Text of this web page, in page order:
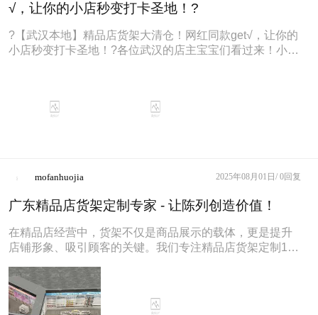
√，让你的小店秒变打卡圣地！?
?【武汉本地】精品店货架大清仓！网红同款get√，让你的
小店秒变打卡圣地！?各位武汉的店主宝宝们看过来！小编
mofanhuojia 2025年08月01日/ 0回复
广东精品店货架定制专家 - 让陈列创造价值！
在精品店经营中，货架不仅是商品展示的载体，更是提升
店铺形象、吸引顾客的关键。我们专注精品店货架定制15